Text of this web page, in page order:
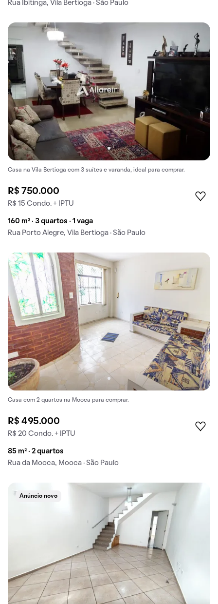
Rua Ibitinga, Vila Bertioga · São Paulo
Casa na Vila Bertioga com 3 suítes e varanda, ideal para comprar.
R$ 750.000
R$ 15 Condo. + IPTU
160 m² · 3 quartos · 1 vaga
Rua Porto Alegre, Vila Bertioga · São Paulo
Casa com 2 quartos na Mooca para comprar.
R$ 495.000
R$ 20 Condo. + IPTU
85 m² · 2 quartos
Rua da Mooca, Mooca · São Paulo
Anúncio novo